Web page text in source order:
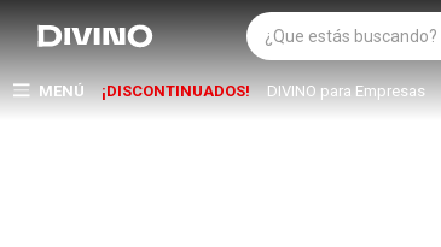
MENÚ ¡DISCONTINUADOS! DIVINO para Empresas